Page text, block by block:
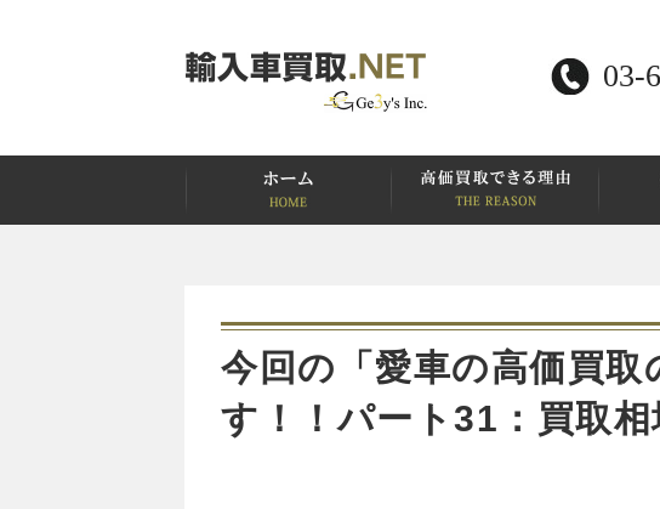
03-
今回の「愛車の高価買取
す！！パート31：買取